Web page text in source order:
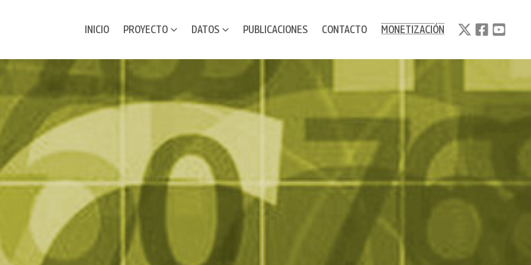
INICIO PROYECTO DATOS PUBLICACIONES CONTACTO MONETIZACIÓN